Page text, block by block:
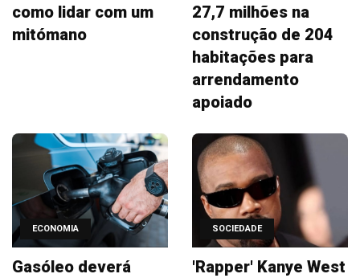
como lidar com um
mitómano
27,7 milhões na
construção de 204
habitações para
arrendamento
apoiado
ECONOMIA
Gasóleo deverá
SOCIEDADE
'Rapper' Kanye West